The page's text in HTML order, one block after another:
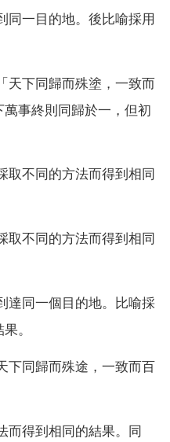
同一目的地。後比喻採用
天下同歸而殊塗，一致而
事終則同歸於一，但初
取不同的方法而得到相同
取不同的方法而得到相同
達同一個目的地。比喻採
。
下同歸而殊途，一致而百
而得到相同的結果。同